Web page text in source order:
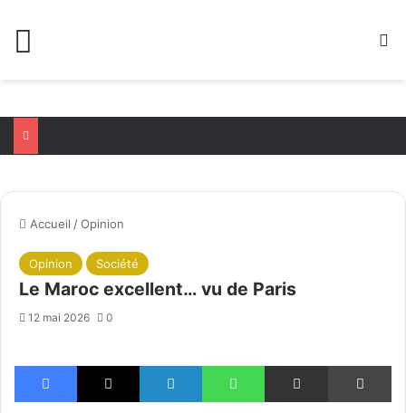
Accueil /Opinion
Opinion Société
Le Maroc excellent… vu de Paris
12 mai 2026 0
Facebook X Linkedin WhatsApp Partager par email